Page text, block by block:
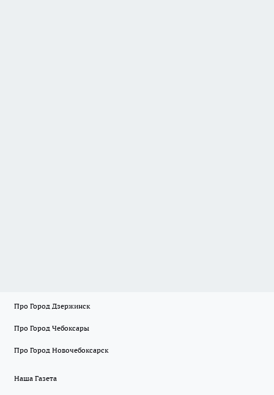
Про Город Дзержинск
Про Город Чебоксары
Про Город Новочебоксарск
Наша Газета